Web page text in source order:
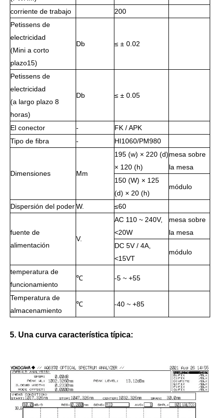
corriente de trabajo
200
Petissens de
electricidad
(Mini a corto
plazo15)
Db ≤ ± 0.02
Petissens de
electricidad
(a largo plazo 8
horas)
Db ≤ ± 0.05
El conector -
FK / APK
Tipo de fibra
- HI1060/PM980
Dimensiones Mm
195 (w) × 220 (d)
× 120 (h)
mesa sobre
la mesa
150 (W) × 125
(d) × 20 (h)
módulo
Dispersión del poderW. ≤60
fuente de
alimentación
V.
AC 110 ~ 240V,
<20W
mesa sobre
la mesa
DC 5V / 4A,
<15VT
módulo
temperatura de
funcionamiento
℃ -5 ~ +55
Temperatura de
almacenamiento
℃ -40 ~ +85
5. Una curva característica típica: